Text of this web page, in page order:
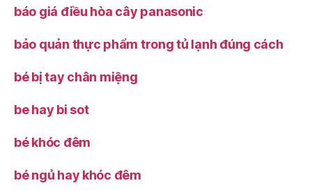
báo giá điều hòa cây panasonic
bảo quản thực phẩm trong tủ lạnh đúng cách
bé bị tay chân miệng
be hay bi sot
bé khóc đêm
bé ngủ hay khóc đêm